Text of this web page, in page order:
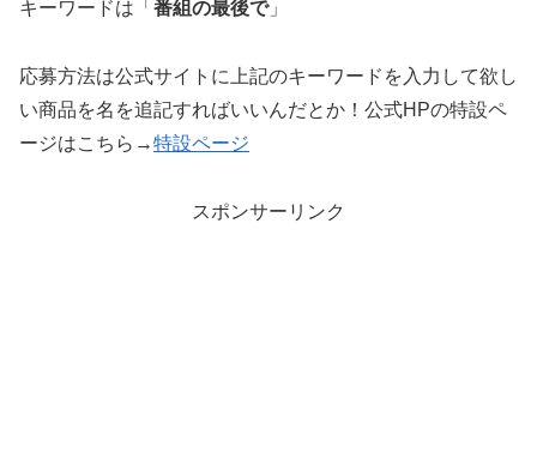
キーワードは「 番組の最後で」
応募方法は公式サイトに上記のキーワードを入力して欲し
い商品を名を追記すればいいんだとか！公式HPの特設ペ
ージはこちら→特設ページ
スポンサーリンク